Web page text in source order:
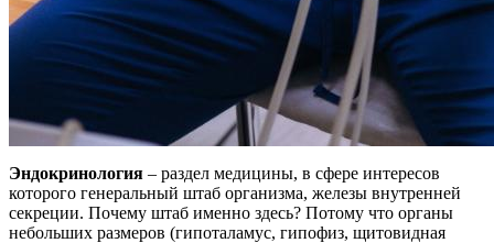
Эндокринология – раздел медицины, в сфере интересов
которого генеральный штаб организма, железы внутренней
секреции. Почему штаб именно здесь? Потому что органы
небольших размеров (гипоталамус, гипофиз, щитовидная